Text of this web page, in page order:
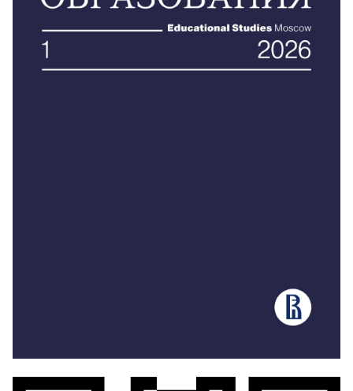
• ИВИС (Информационные услуги)
https://www.ivis.ru/
тел.: +7 495 777-65-57 *122
e-mail:sales@ivis.ru
772-95-90 (доб. 15429), и в здании НИУ ВШЭ на
Покровке: г. Москва, Покровский б-р, д. 11, R 103